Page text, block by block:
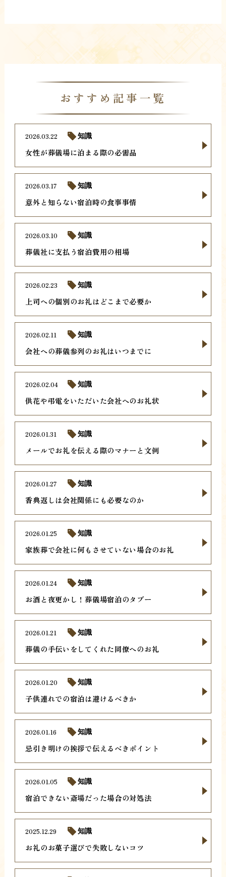
おすすめ記事一覧
女性が葬儀場に泊まる際の必需品
2026.03.22 知識
意外と知らない宿泊時の食事事情
2026.03.17 知識
葬儀社に支払う宿泊費用の相場
2026.03.10 知識
上司への個別のお礼はどこまで必要か
2026.02.23 知識
会社への葬儀参列のお礼はいつまでに
2026.02.11 知識
供花や弔電をいただいた会社へのお礼状
2026.02.04 知識
メールでお礼を伝える際のマナーと文例
2026.01.31 知識
香典返しは会社関係にも必要なのか
2026.01.27 知識
家族葬で会社に何もさせていない場合のお礼
2026.01.25 知識
お酒と夜更かし！葬儀場宿泊のタブー
2026.01.24 知識
葬儀の手伝いをしてくれた同僚へのお礼
2026.01.21 知識
子供連れでの宿泊は避けるべきか
2026.01.20 知識
忌引き明けの挨拶で伝えるべきポイント
2026.01.16 知識
宿泊できない斎場だった場合の対処法
2026.01.05 知識
お礼のお菓子選びで失敗しないコツ
2025.12.29 知識